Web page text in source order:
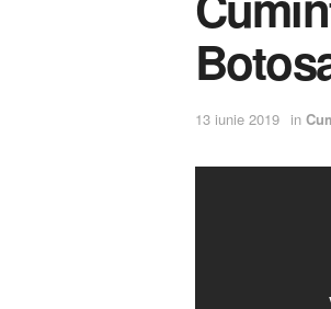
13 iunie 2019 in